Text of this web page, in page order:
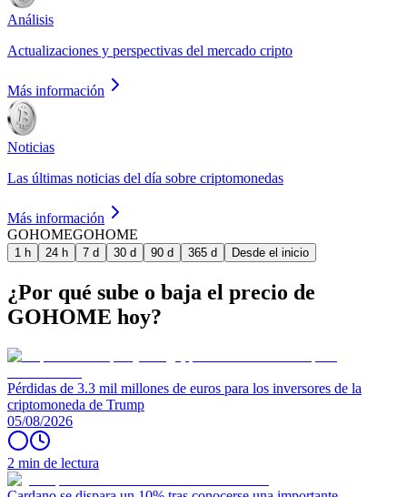
Análisis
Actualizaciones y perspectivas del mercado cripto
Más información
Noticias
Las últimas noticias del día sobre criptomonedas
Más información
GOHOMEGOHOME
1 h 24 h 7 d 30 d 90 d 365 d Desde el inicio
¿Por qué sube o baja el precio de
GOHOME hoy?
Pérdidas de 3.3 mil millones de euros para los inversores de la
criptomoneda de Trump
05/08/2026
2 min de lectura